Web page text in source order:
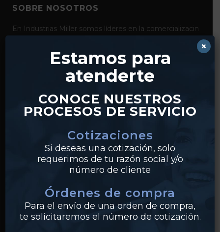
SOBRE NOSOTROS
En Industrias Miller somos líderes en la comercializacin
como bridas, válvulas, tubería y conexiones de acero al
carbón, acero inoxidable y pvc. Con distribución desde
nuestros centros en Monterrey y Guadalajara,
realizamos envíos a clientes en todo México.
Válvulas
Estamos para
atenderte
CONOCE NUESTROS
PROCESOS DE SERVICIO
Cotizaciones
Si deseas una cotización, solo
requerimos de tu razón social y/o
número de cliente
Órdenes de compra
Para el envío de una orden de compra,
te solicitaremos el número de cotización.
×